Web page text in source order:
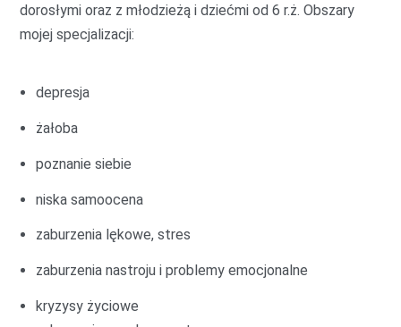
dorosłymi oraz z młodzieżą i dziećmi od 6 r.ż. Obszary
mojej specjalizacji:
depresja
żałoba
poznanie siebie
niska samoocena
zaburzenia lękowe, stres
zaburzenia nastroju i problemy emocjonalne
kryzysy życiowe